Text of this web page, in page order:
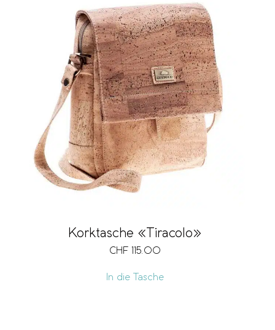
Korktasche «Tiracolo»
CHF 115.00
In die Tasche